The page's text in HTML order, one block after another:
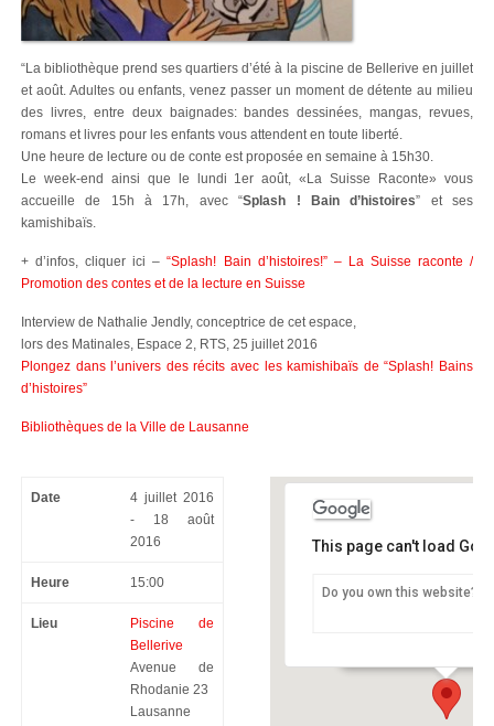
“La bibliothèque prend ses quartiers d’été à la piscine de Bellerive en juillet
et août. Adultes ou enfants, venez passer un moment de détente au milieu
des livres, entre deux baignades: bandes dessinées, mangas, revues,
romans et livres pour les enfants vous attendent en toute liberté.
Une heure de lecture ou de conte est proposée en semaine à 15h30.
Le week-end ainsi que le lundi 1er août, «La Suisse Raconte» vous
accueille de 15h à 17h, avec “Splash ! Bain d’histoires” et ses
kamishibaïs.
+ d’infos, cliquer ici –“Splash! Bain d’histoires!” – La Suisse raconte /
Promotion des contes et de la lecture en Suisse
Interview de Nathalie Jendly, conceptrice de cet espace,
lors des Matinales, Espace 2, RTS, 25 juillet 2016
Plongez dans l’univers des récits avec les kamishibaïs de “Splash! Bains
d’histoires”
Bibliothèques de la Ville de Lausanne
Date
4 juillet 2016
- 18 août
2016
Heure 15:00
Lieu
Piscine de
Bellerive
Avenue de
Rhodanie 23
Lausanne
This page can't load
Do you own this website?